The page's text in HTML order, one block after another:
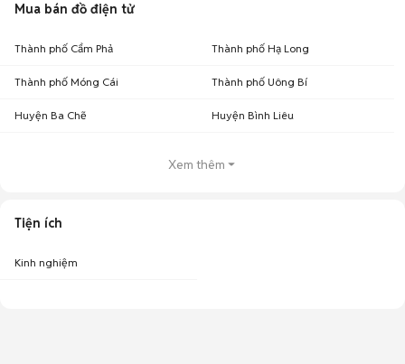
Mua bán đồ điện tử
Thành phố Cẩm Phả Thành phố Hạ Long
Thành phố Móng Cái Thành phố Uông Bí
Huyện Ba Chẽ Huyện Bình Liêu
Xem thêm
Tiện ích
Kinh nghiệm